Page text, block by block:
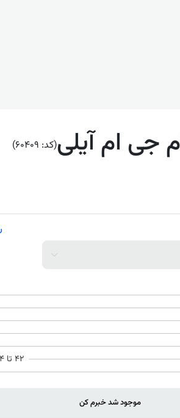
جی ام آیلی(کد: 60409)
42 تا 44 سانتی متر
موجود شد خبرم کن